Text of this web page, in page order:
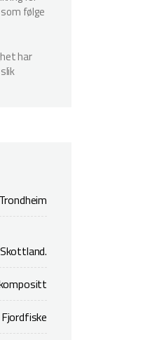
følge
har
Trondheim
Fjordfiske